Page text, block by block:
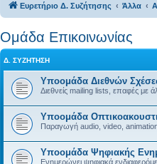
Ευρετήριο Δ. Συζήτησης Άλλα
Ομάδα Επικοινωνίας
Δ. ΣΥΖΉΤΗΣΗ
Υποομάδα Διεθνών
Διεθνείς mailing lists, επαφές με
Υποομάδα
Παραγωγή audio, video,
Υποομάδα Ψηφιακής
Ενημερώνει ψηφιακά